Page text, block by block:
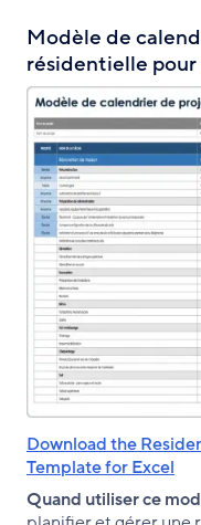
Modèle de
résidentielle pour
Download the
Template for Excel
Quand utiliser ce